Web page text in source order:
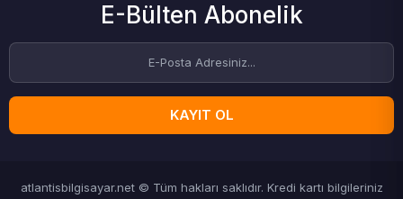
E-Bülten Abonelik
KAYIT OL
atlantisbilgisayar.net © Tüm hakları saklıdır. Kredi kartı bilgileriniz